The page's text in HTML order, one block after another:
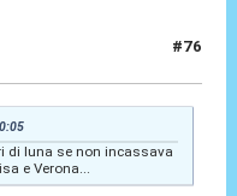
#76
di luna se non incassava
e Verona...